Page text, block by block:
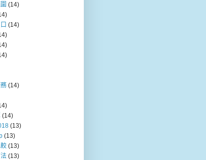
(14)
(14)
(14)
(14)
(13)
(13)
(13)
(13)